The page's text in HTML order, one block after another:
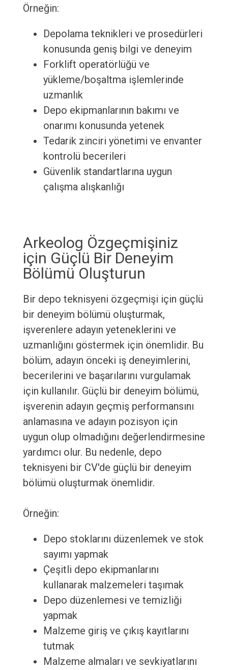
Örneğin:
Depolama teknikleri ve prosedürleri
konusunda geniş bilgi ve deneyim
Forklift operatörlüğü ve
yükleme/boşaltma işlemlerinde
uzmanlık
Depo ekipmanlarının bakımı ve
onarımı konusunda yetenek
Tedarik zinciri yönetimi ve envanter
kontrolü becerileri
Güvenlik standartlarına uygun
çalışma alışkanlığı
Arkeolog Özgeçmişiniz
için Güçlü Bir Deneyim
Bölümü Oluşturun
Bir depo teknisyeni özgeçmişi için güçlü
bir deneyim bölümü oluşturmak,
işverenlere adayın yeteneklerini ve
uzmanlığını göstermek için önemlidir. Bu
bölüm, adayın önceki iş deneyimlerini,
becerilerini ve başarılarını vurgulamak
için kullanılır. Güçlü bir deneyim bölümü,
işverenin adayın geçmiş performansını
anlamasına ve adayın pozisyon için
uygun olup olmadığını değerlendirmesine
yardımcı olur. Bu nedenle, depo
teknisyeni bir CV'de güçlü bir deneyim
bölümü oluşturmak önemlidir.
Örneğin:
Depo stoklarını düzenlemek ve stok
sayımı yapmak
Çeşitli depo ekipmanlarını
kullanarak malzemeleri taşımak
Depo düzenlemesi ve temizliği
yapmak
Malzeme giriş ve çıkış kayıtlarını
tutmak
Malzeme almaları ve sevkiyatlarını